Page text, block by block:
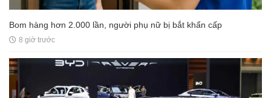
Bom hàng hơn 2.000 lần, người phụ nữ bị bắt khẩn cấp
8 giờ trước